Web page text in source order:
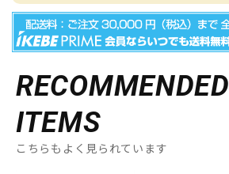
RECOMMENDED
ITEMS
こちらもよく見られています